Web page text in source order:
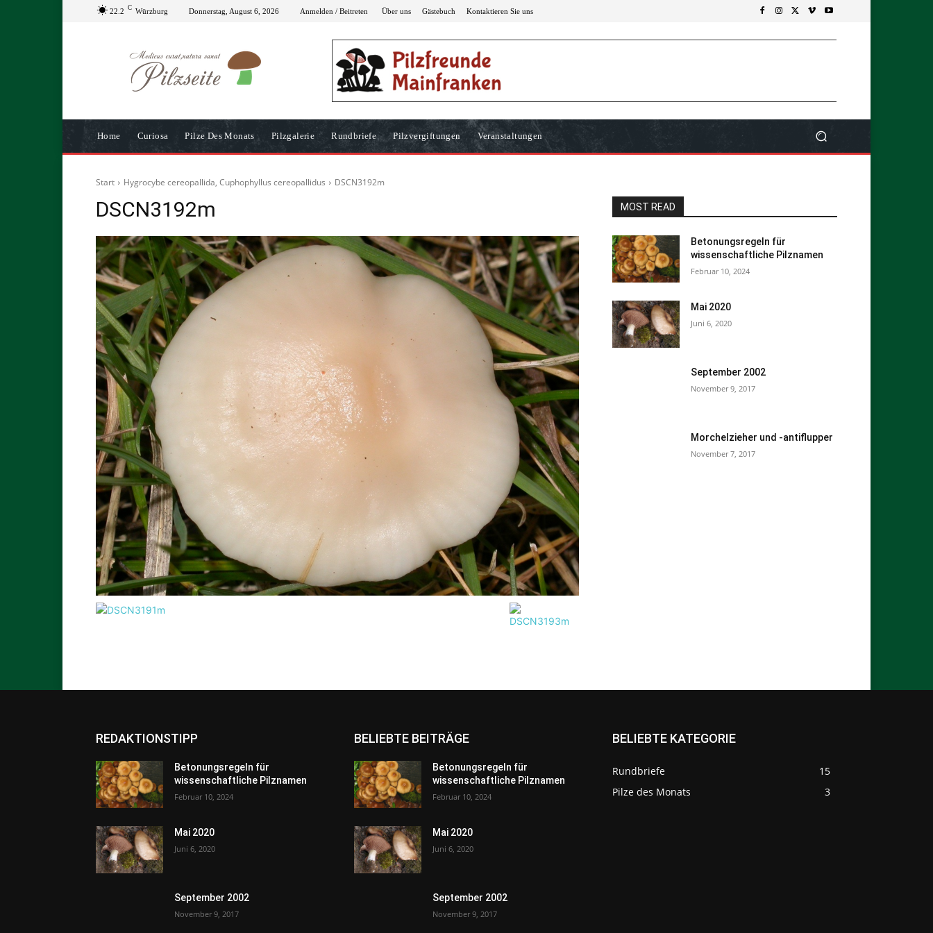
22.2 C Würzburg Donnerstag, August 6, 2026 Anmelden / Beitreten Über uns Gästebuch Kontaktieren Sie uns
Home Curiosa Pilze Des Monats Pilzgalerie Rundbriefe Pilzvergiftungen Veranstaltungen
Start Hygrocybe cereopallida, Cuphophyllus cereopallidus DSCN3192m
DSCN3192m MOST READ
Betonungsregeln für
wissenschaftliche Pilznamen
Februar 10, 2024
Mai 2020
Juni 6, 2020
September 2002
November 9, 2017
Morchelzieher und -antiflupper
November 7, 2017
REDAKTIONSTIPP
Betonungsregeln für
wissenschaftliche Pilznamen
Februar 10, 2024
Mai 2020
Juni 6, 2020
September 2002
November 9, 2017
BELIEBTE BEITRÄGE
Betonungsregeln für
wissenschaftliche Pilznamen
Februar 10, 2024
Mai 2020
Juni 6, 2020
September 2002
November 9, 2017
BELIEBTE KATEGORIE
Rundbriefe
15
Pilze des Monats
3